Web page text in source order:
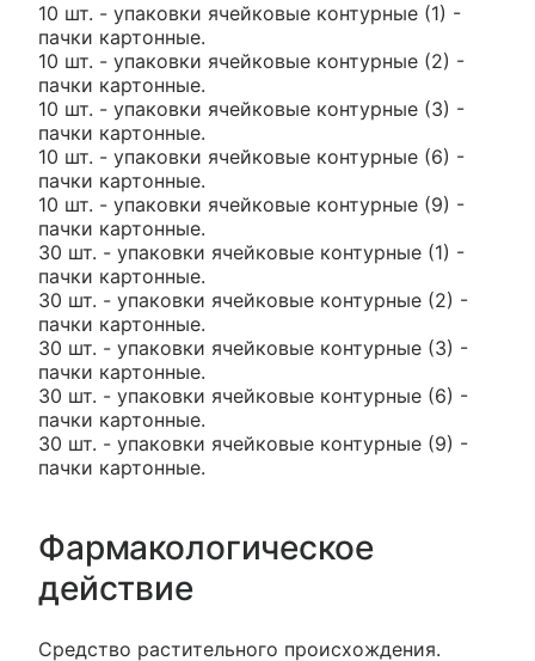
10 шт. - упаковки ячейковые контурные (1) -
пачки картонные.
10 шт. - упаковки ячейковые контурные (2) -
пачки картонные.
10 шт. - упаковки ячейковые контурные (3) -
пачки картонные.
10 шт. - упаковки ячейковые контурные (6) -
пачки картонные.
10 шт. - упаковки ячейковые контурные (9) -
пачки картонные.
30 шт. - упаковки ячейковые контурные (1) -
пачки картонные.
30 шт. - упаковки ячейковые контурные (2) -
пачки картонные.
30 шт. - упаковки ячейковые контурные (3) -
пачки картонные.
30 шт. - упаковки ячейковые контурные (6) -
пачки картонные.
30 шт. - упаковки ячейковые контурные (9) -
пачки картонные.
Фармакологическое
действие
Средство растительного происхождения.